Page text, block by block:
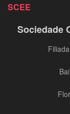
SCEE
Sociedade